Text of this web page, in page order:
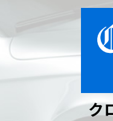
ク